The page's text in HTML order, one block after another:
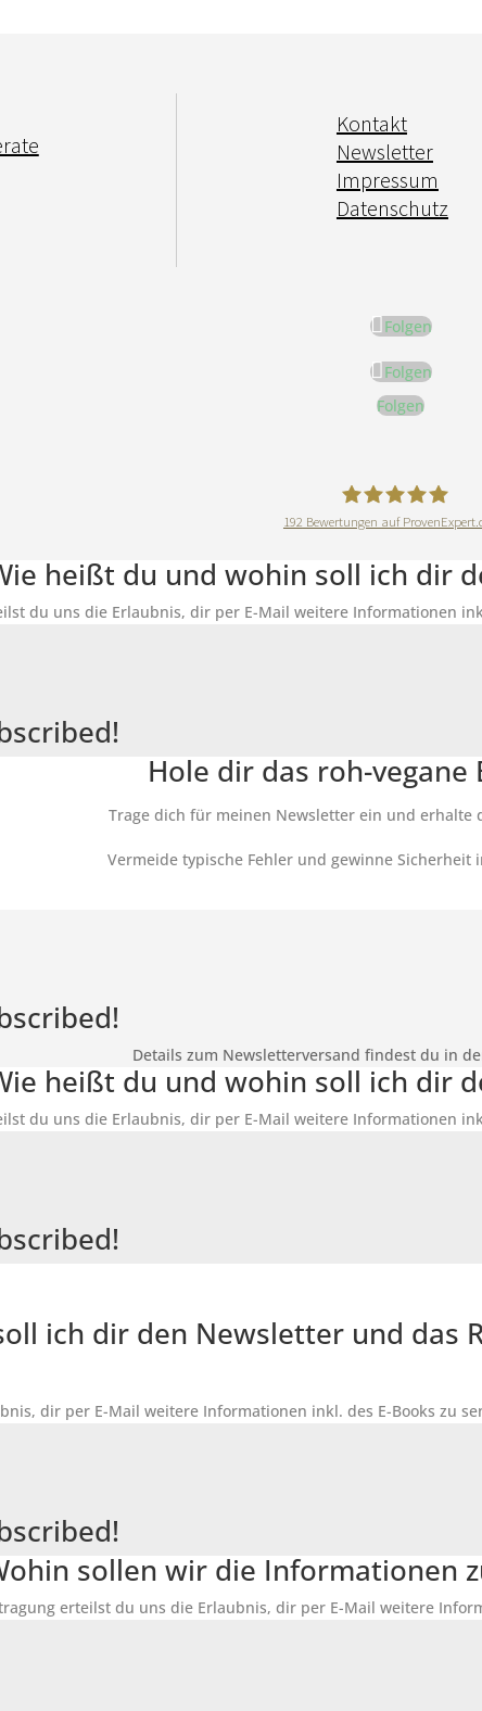
Kontakt
Newsletter
Impressum
Datenschutz
Folgen
Folgen
Folgen
192 Bewertungen auf
heißt du und wohin soll ich dir
du uns die Erlaubnis, dir per E-Mail weitere Informationen
Hole dir das roh-vegane
Trage dich für meinen Newsletter ein und erhalte
Vermeide typische Fehler und gewinne Sicherheit
Details zum Newsletterversand findest du in
heißt du und wohin soll ich dir
du uns die Erlaubnis, dir per E-Mail weitere Informationen
ich dir den Newsletter und das
dir per E-Mail weitere Informationen inkl. des E-Books zu
sollen wir die Informationen
erteilst du uns die Erlaubnis, dir per E-Mail weitere